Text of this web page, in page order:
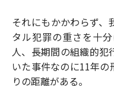
それにもかかわらず、
タル犯罪の重さを十
人、長期間の組織的犯
いた事件なのに11年
りの距離がある。